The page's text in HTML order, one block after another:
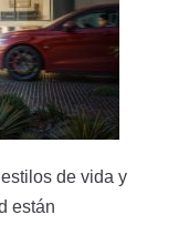
de vida y
están